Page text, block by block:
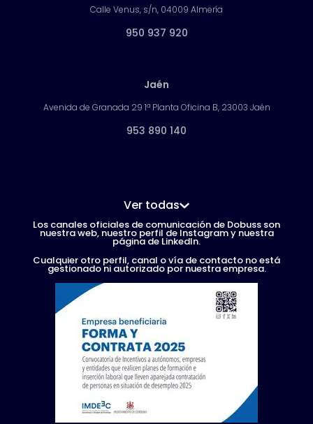
Calle Venus, s/n, 04009 Almería
950 937 920
Jaén
Avenida de Granada 29 1ª Planta Oficina B, 23003 Jaén
953 890 140
Ver todas
Los canales oficiales de comunicación de Dobuss son
nuestra web, nuestro perfil de Instagram y nuestra
página de LinkedIn.
Cualquier otro perfil, canal o vía de contacto no está
gestionado ni autorizado por nuestra empresa.